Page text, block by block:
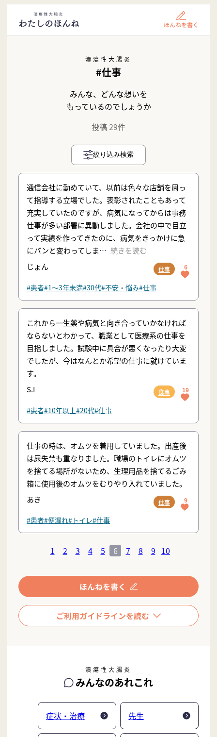
潰瘍性大腸炎
#仕事
みんな、どんな想いを
もっているのでしょうか
投稿 29件
絞り込み検索
通信会社に勤めていて、以前は色々な店舗を周っ
て指導する立場でした。表彰されたこともあって
充実していたのですが、病気になってからは事務
仕事が多い部署に異動しました。会社の中で目立
って実績を作ってきたのに、病気をきっかけに急
にバンと変わってしま
続きを読む
じょん
仕事 6
#患者#1〜3年未満#30代#不安・悩み#仕事
これから一生薬や病気と向き合っていかなければ
ならないとわかって、職業として医療系の仕事を
目指しました。試験中に具合が悪くなったり大変
でしたが、今はなんとか希望の仕事に就けていま
す。
S.I
食事 19
#患者#10年以上#20代#仕事
仕事の時は、オムツを着用していました。出産後
は尿失禁も重なりました。職場のトイレにオムツ
を捨てる場所がないため、生理用品を捨てるごみ
箱に使用後のオムツをむりやり入れていました。
あき
仕事 9
#患者#便漏れ#トイレ#仕事
1 2 3 4 5 6 7 8 9 10
潰瘍性大腸炎
みんなのあれこれ
症状・治療 先生